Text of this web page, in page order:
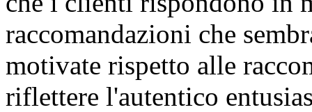
raccomandazioni che
motivate rispetto alle
riflettere l'autentico